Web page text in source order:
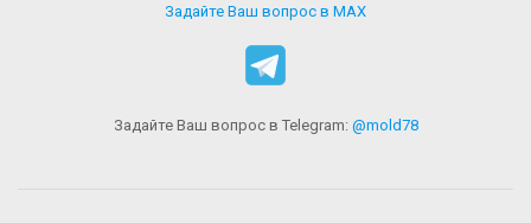
Задайте Ваш вопрос в MAX
Задайте Ваш вопрос в Telegram: @mold78